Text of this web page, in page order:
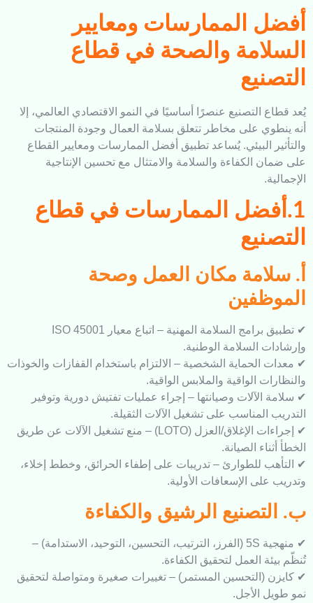
الممارسات ومعايير
والصحة في قطاع
التصنيع عنصرًا أساسيًا في النمو الاقتصادي العالمي، إلا
على مخاطر تتعلق بسلامة العمال وجودة المنتجات
البيئي. يُساعد تطبيق أفضل الممارسات ومعايير القطاع
الكفاءة والسلامة والامتثال مع تحسين الإنتاجية
الممارسات في قطاع
مكان العمل وصحة
✔ تطبيق برامج السلامة المهنية – اتباع معيار ISO 45001
السلامة الوطنية.
الحماية الشخصية – الالتزام باستخدام القفازات والخوذات
الواقية والملابس الواقية.
الآلات وصيانتها – إجراء عمليات تفتيش دورية وتوفير
المناسب على تشغيل الآلات الثقيلة.
✔ إجراءات الإغلاق/العزل (LOTO) – منع تشغيل الآلات عن طريق
الصيانة.
للطوارئ – تدريبات على إطفاء الحرائق، وخطط إخلاء،
الإسعافات الأولية.
الرشيق والكفاءة
✔ منهجية 5S (الفرز، الترتيب، التحسين، التوحيد، الاستدامة) –
العمل لتحقيق الكفاءة.
(التحسين المستمر) – تغييرات صغيرة ومتواصلة لتحقيق
الأجل.